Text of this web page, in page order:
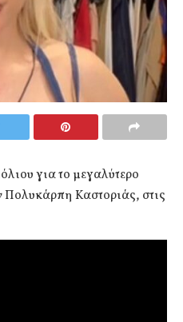
για το μεγαλύτερο
Καστοριάς, στις